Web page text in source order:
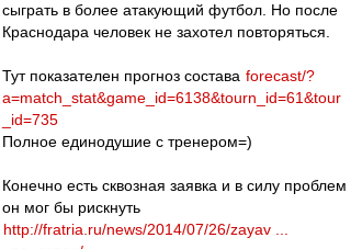
сыграть в более атакующий футбол. Но после
Краснодара человек не захотел повторяться.
Тут показателен прогноз состава forecast/?
a=match_stat&game_id=6138&tourn_id=61&tour
_id=735
Полное единодушие с тренером=)
Конечно есть сквозная заявка и в силу проблем
он мог бы рискнуть
http://fratria.ru/news/2014/07/26/zayav ...